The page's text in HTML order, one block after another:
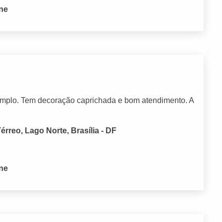
Tem decoração caprichada e bom atendimento. A
Lago Norte, Brasília - DF